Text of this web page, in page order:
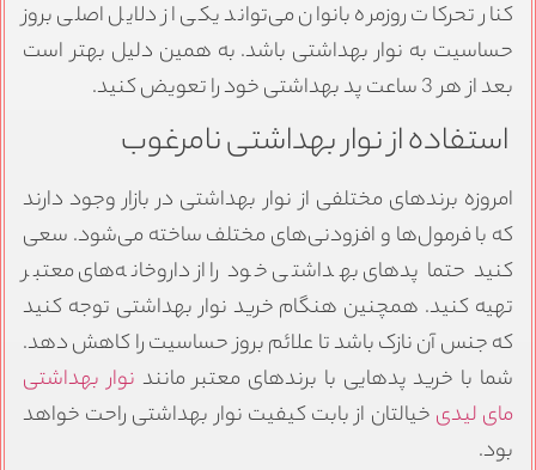
کنار تحرکات روزمره بانوان می‌تواند یکی از دلایل اصلی بروز
حساسیت به نوار بهداشتی باشد. به همین دلیل بهتر است
بعد از هر 3 ساعت پد بهداشتی خود را تعویض کنید.
استفاده از نوار بهداشتی نامرغوب
امروزه برندهای مختلفی از نوار بهداشتی در بازار وجود دارند
که با فرمول‌ها و افزودنی‌های مختلف ساخته می‌شود. سعی
کنید حتما پدهای بهداشتی خود را از داروخانه‌های معتبر
تهیه کنید. همچنین هنگام خرید نوار بهداشتی توجه کنید
که جنس آن نازک باشد تا علائم بروز حساسیت را کاهش دهد.
شما با خرید پدهایی با برندهای معتبر مانندنوار بهداشتی
مای لیدیخیالتان از بابت کیفیت نوار بهداشتی راحت خواهد
بود.